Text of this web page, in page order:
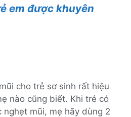
em được khuyên
cho trẻ sơ sinh rất hiệu
nào cũng biết. Khi trẻ có
nghẹt mũi, mẹ hãy dùng 2